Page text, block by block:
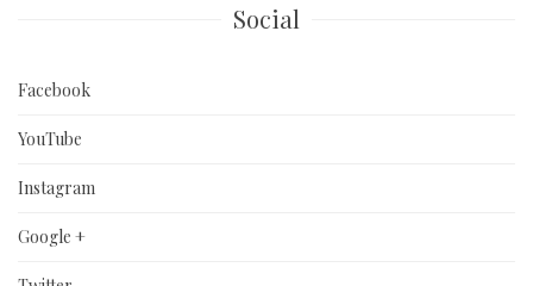
Social
Facebook
YouTube
Instagram
Google +